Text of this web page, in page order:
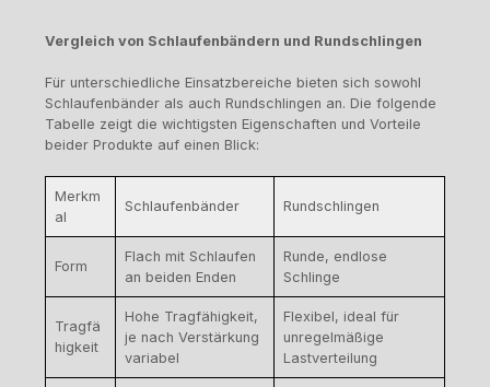
Vergleich von Schlaufenbändern und Rundschlingen
Für unterschiedliche Einsatzbereiche bieten sich sowohl
Schlaufenbänder als auch Rundschlingen an. Die folgende
Tabelle zeigt die wichtigsten Eigenschaften und Vorteile
beider Produkte auf einen Blick:
Merkm
al
Schlaufenbänder Rundschlingen
Form
Flach mit Schlaufen
an beiden Enden
Runde, endlose
Schlinge
Tragfä
higkeit
Hohe Tragfähigkeit,
je nach Verstärkung
variabel
Flexibel, ideal für
unregelmäßige
Lastverteilung